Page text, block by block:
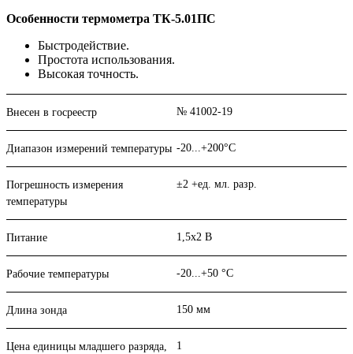
Особенности термометра ТК-5.01ПС
Быстродействие.
Простота использования.
Высокая точность.
Внесен в госреестр № 41002-19
Диапазон измерений температуры -20...+200°С
Погрешность измерения
температуры
±2 +ед. мл. разр.
Питание 1,5x2 В
Рабочие температуры -20...+50 °С
Длина зонда 150 мм
Цена единицы младшего разряда,
1